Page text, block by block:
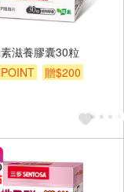
滋養膠囊30粒
贈$200